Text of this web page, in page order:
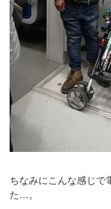
ちなみにこんな感じで
た…。